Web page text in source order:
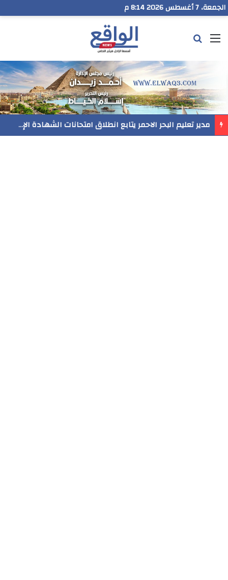
الجمعة، 7 أغسطس 2026 8:14 م
القائمة
مدير تعليم البحر الاحمر يتابع انطلاق امتحانات الشهادة الإعدادية ويؤكد: الانضباط